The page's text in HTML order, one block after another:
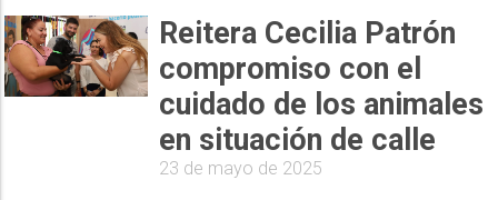
Reitera Cecilia Patrón
compromiso con el
cuidado de los animales
en situación de calle
23 de mayo de 2025